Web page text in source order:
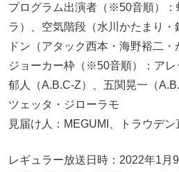
プログラム出演者（※50音順）：
ラ）、空気階段（水川かたまり
ドン（アタック西本・海野裕二・
ジョーカー枠（※50音順）：アレ
郁人（A.B.C-Z）、五関晃一（
ツェッタ・ジローラモ
見届け人：MEGUMI、トラウデン
レギュラー放送日時：2022年1月